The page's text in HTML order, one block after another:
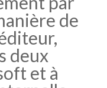
de
deux
et à